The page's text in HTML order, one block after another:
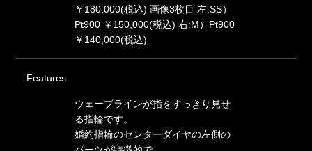
￥180,000(税込) 画像3枚目 左:SS）
Pt900 ￥150,000(税込) 右:M）Pt900
￥140,000(税込)
Features
ウェーブラインが指をすっきり見せ
る指輪です。
婚約指輪のセンターダイヤの左側の